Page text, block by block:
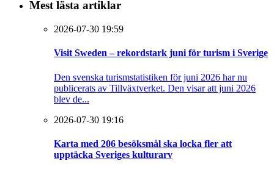
Mest lästa artiklar
2026-07-30 19:59
Visit Sweden – rekordstark juni för turism i Sverige
Den svenska turismstatistiken för juni 2026 har nu
publicerats av Tillväxtverket. Den visar att juni 2026
blev de...
2026-07-30 19:16
Karta med 206 besöksmål ska locka fler att
upptäcka Sveriges kulturarv